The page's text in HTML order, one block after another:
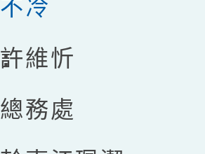
不冷
許維忻
總務處